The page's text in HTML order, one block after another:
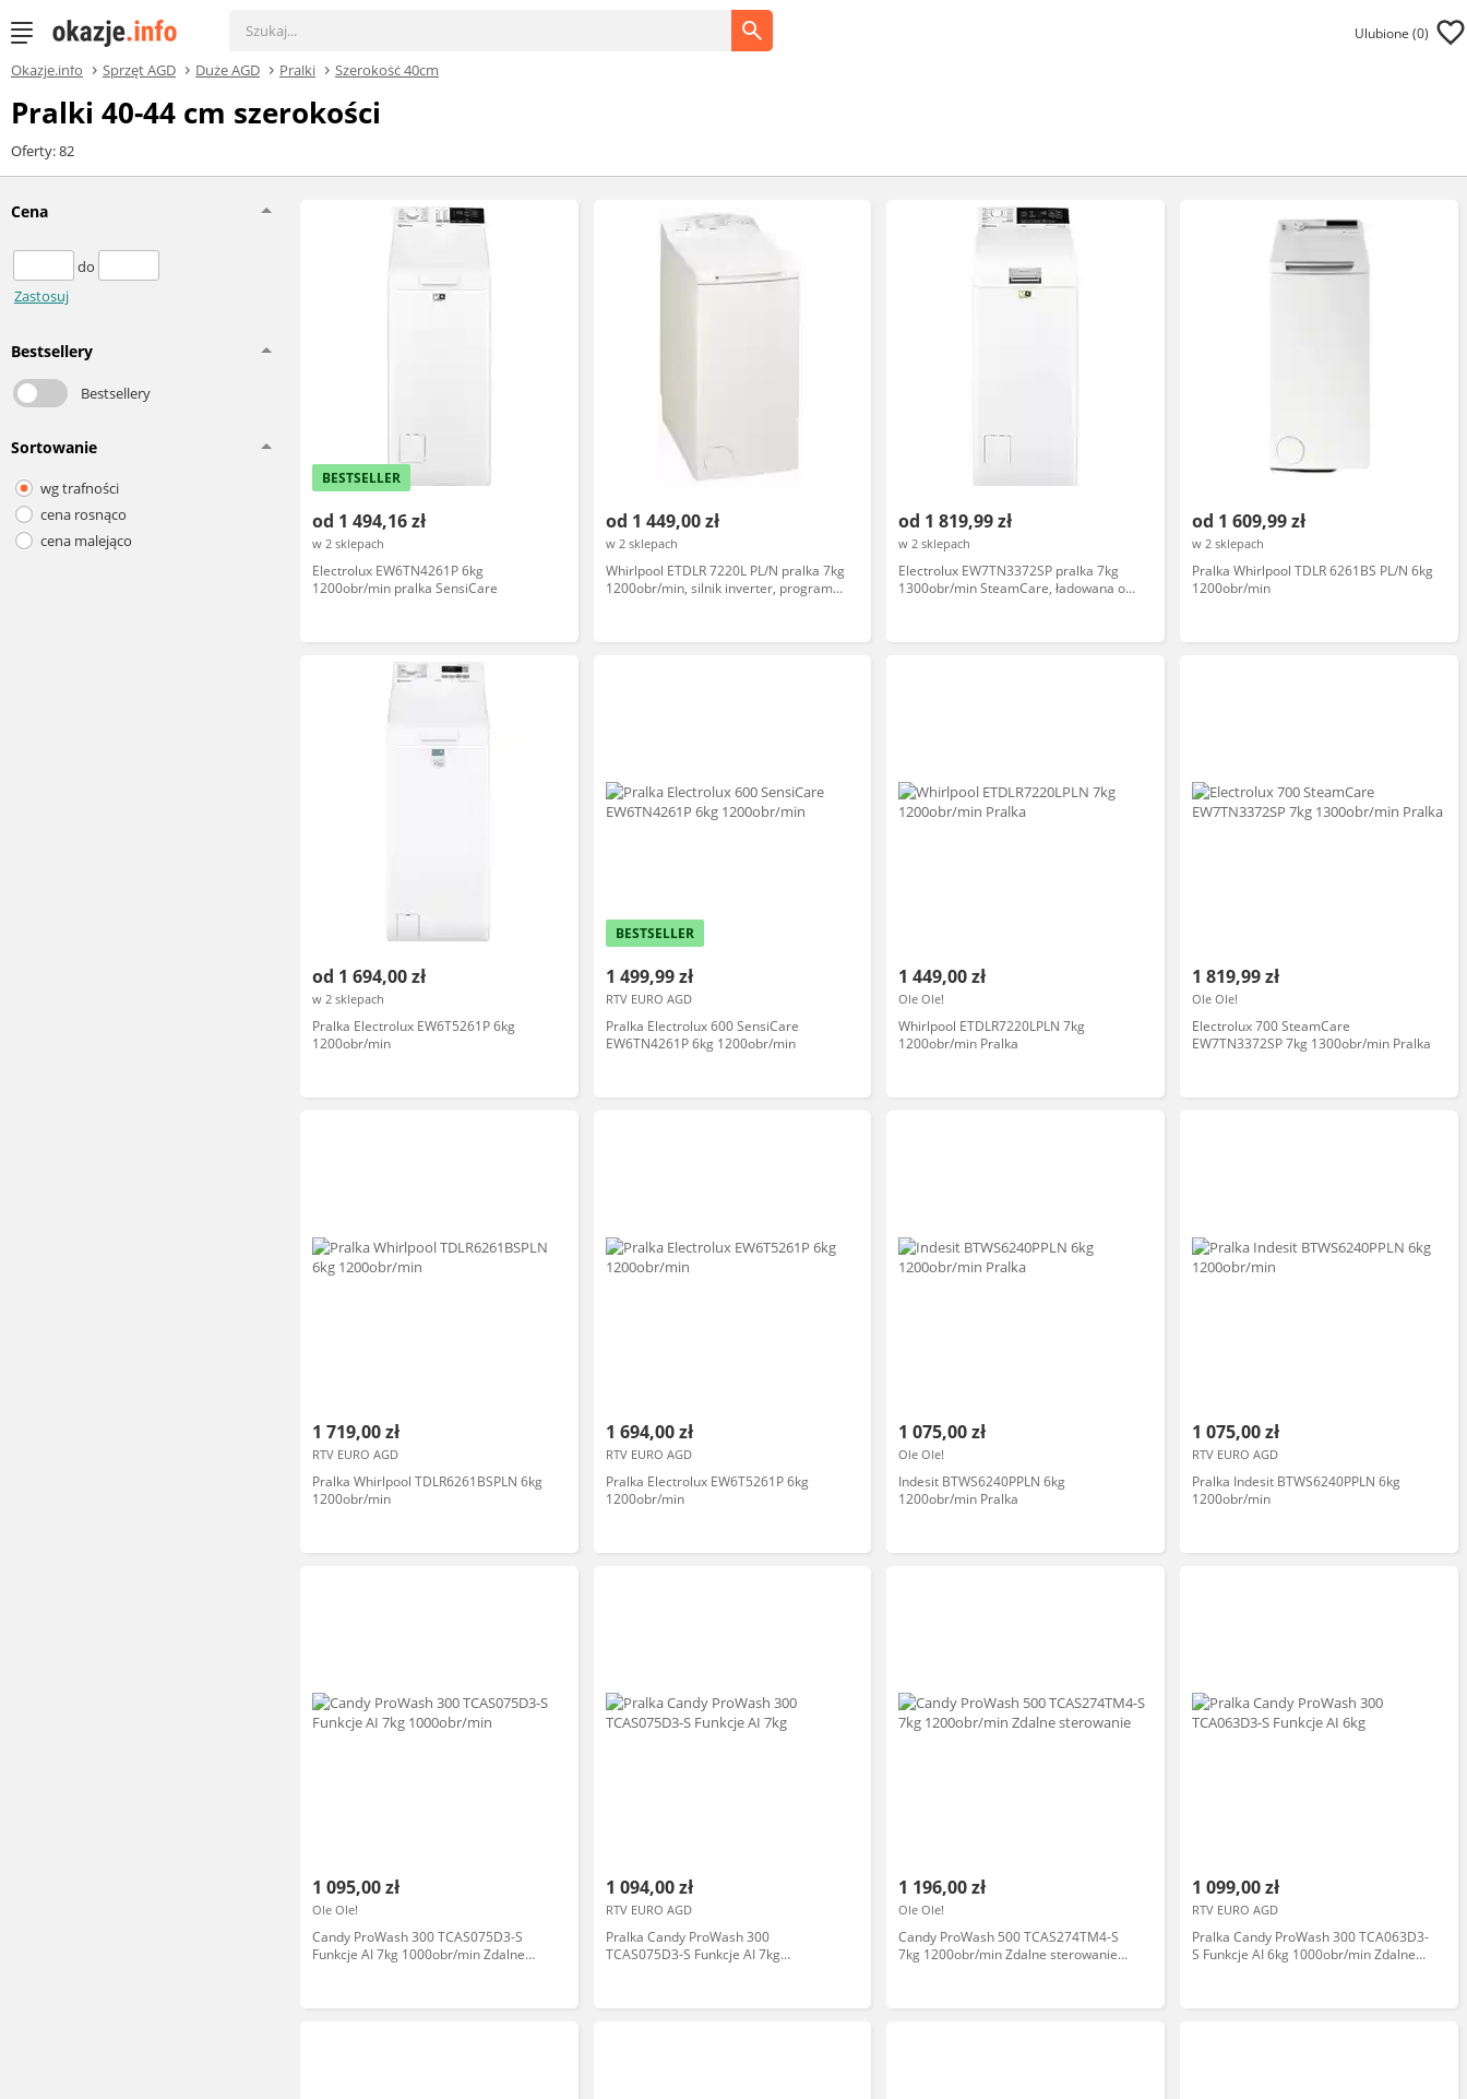
Ulubione (0)
Okazje.info Sprzęt AGD Duże AGD Pralki Szerokość 40cm
Pralki 40-44 cm szerokości
Oferty: 82
Cena
do
Zastosuj
Bestsellery
Bestsellery
Sortowanie
wg trafności
cena rosnąco
cena malejąco
BESTSELLER
od 1 494,16 zł
w 2 sklepach
Electrolux EW6TN4261P 6kg
1200obr/min pralka SensiCare
od 1 449,00 zł
w 2 sklepach
Whirlpool ETDLR 7220L PL/N pralka 7kg
1200obr/min, silnik inverter, programy
od 1 819,99 zł
w 2 sklepach
Electrolux EW7TN3372SP pralka 7kg
1300obr/min SteamCare, ładowana od
od 1 609,99 zł
w 2 sklepach
Pralka Whirlpool TDLR 6261BS PL/N 6kg
1200obr/min
od 1 694,00 zł
w 2 sklepach
Pralka Electrolux EW6T5261P 6kg
1200obr/min
BESTSELLER
1 499,99 zł
RTV EURO AGD
Pralka Electrolux 600 SensiCare
EW6TN4261P 6kg 1200obr/min
1 449,00 zł
Ole Ole!
Whirlpool ETDLR7220LPLN 7kg
1200obr/min Pralka
1 819,99 zł
Ole Ole!
Electrolux 700 SteamCare
EW7TN3372SP 7kg 1300obr/min Pralka
1 719,00 zł
RTV EURO AGD
Pralka Whirlpool TDLR6261BSPLN 6kg
1200obr/min
1 694,00 zł
RTV EURO AGD
Pralka Electrolux EW6T5261P 6kg
1200obr/min
1 075,00 zł
Ole Ole!
Indesit BTWS6240PPLN 6kg
1200obr/min Pralka
1 075,00 zł
RTV EURO AGD
Pralka Indesit BTWS6240PPLN 6kg
1200obr/min
1 095,00 zł
Ole Ole!
Candy ProWash 300 TCAS075D3-S
Funkcje AI 7kg 1000obr/min Zdalne
1 094,00 zł
RTV EURO AGD
Pralka Candy ProWash 300
TCAS075D3-S Funkcje AI 7kg
1 196,00 zł
Ole Ole!
Candy ProWash 500 TCAS274TM4-S
7kg 1200obr/min Zdalne sterowanie
1 099,00 zł
RTV EURO AGD
Pralka Candy ProWash 300 TCA063D3-
S Funkcje AI 6kg 1000obr/min Zdalne